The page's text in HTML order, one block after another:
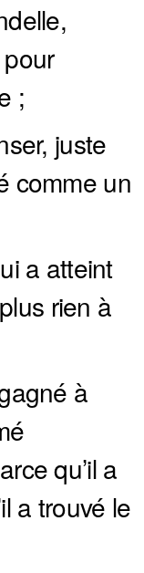
;
juste
comme un
a atteint
rien à
à
qu’il a
a trouvé le